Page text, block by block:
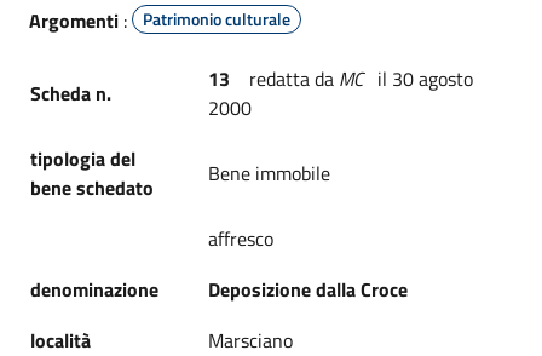
Argomenti : Patrimonio culturale
Scheda n. 13 redatta da MC il 30 agosto
2000
tipologia del
bene schedato
Bene immobile
affresco
denominazione
Deposizione dalla Croce
località
Marsciano